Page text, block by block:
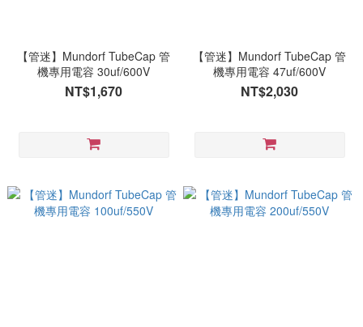
【管迷】Mundorf TubeCap 管
機專用電容 30uf/600V
NT$1,670
【管迷】Mundorf TubeCap 管
機專用電容 47uf/600V
NT$2,030